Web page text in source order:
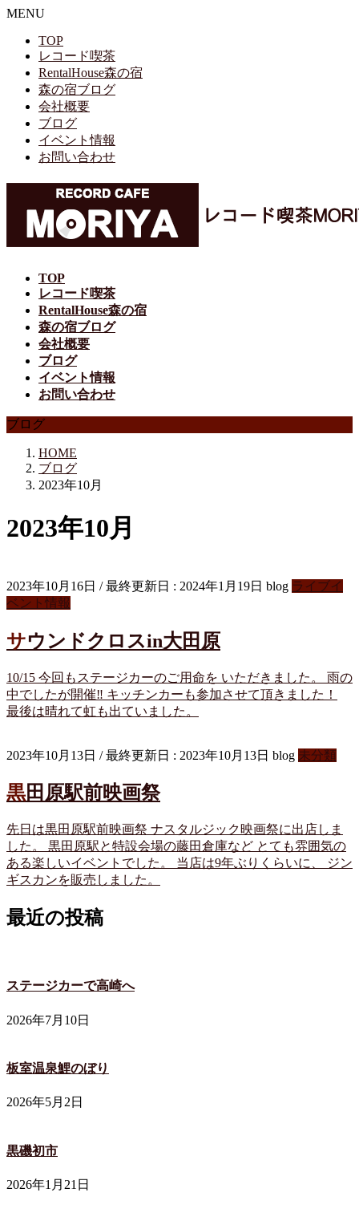
MENU
TOP
レコード喫茶
RentalHouse森の宿
森の宿ブログ
会社概要
ブログ
イベント情報
お問い合わせ
TOP
レコード喫茶
RentalHouse森の宿
森の宿ブログ
会社概要
ブログ
イベント情報
お問い合わせ
ブログ
HOME
ブログ
2023年10月
2023年10月
2023年10月16日 / 最終更新日 : 2024年1月19日 blog ライブイ
ベント情報
サウンドクロスin大田原
10/15 今回もステージカーのご用命を いただきました。 雨の
中でしたが開催‼︎ キッチンカーも参加させて頂きました！
最後は晴れて虹も出ていました。
2023年10月13日 / 最終更新日 : 2023年10月13日 blog 未分類
黒田原駅前映画祭
先日は黒田原駅前映画祭 ナスタルジック映画祭に出店しま
した。 黒田原駅と特設会場の藤田倉庫など とても雰囲気の
ある楽しいイベントでした。 当店は9年ぶりくらいに、 ジン
ギスカンを販売しました。
最近の投稿
ステージカーで高崎へ
2026年7月10日
板室温泉鯉のぼり
2026年5月2日
黒磯初市
2026年1月21日